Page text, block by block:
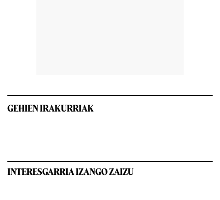
GEHIEN IRAKURRIAK
INTERESGARRIA IZANGO ZAIZU